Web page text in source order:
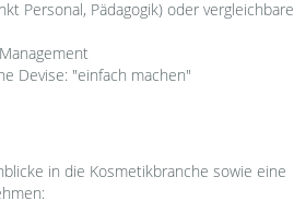
Personal, Pädagogik) oder vergleichbare
Devise: "einfach machen"
in die Kosmetikbranche sowie eine